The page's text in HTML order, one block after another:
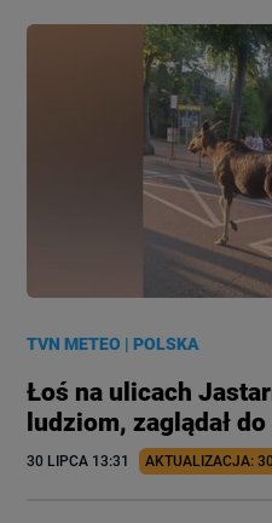
TVN METEO |POLSKA
Łoś na ulicach
ludziom, zaglądał
30 LIPCA 13:31 AKTUALIZACJA: